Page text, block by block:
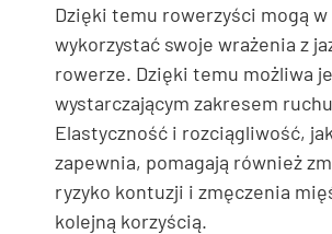
Dzięki temu rowerzyści mogą w
wykorzystać swoje wrażenia z
rowerze. Dzięki temu możliwa
wystarczającym zakresem
Elastyczność i rozciągliwość,
zapewnia, pomagają również
ryzyko kontuzji i zmęczenia
kolejną korzyścią.